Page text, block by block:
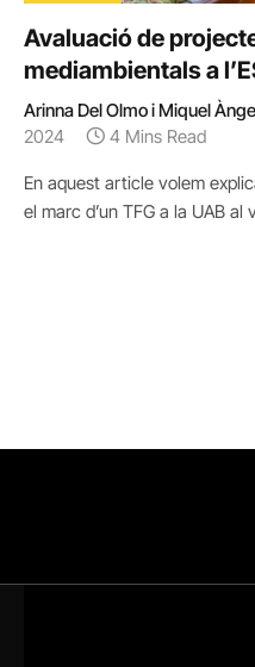
Avaluació de
mediambientals a
Arinna Del Olmo i Miquel
2024
4 Mins Read
En aquest article volem
el marc d’un TFG a la UAB